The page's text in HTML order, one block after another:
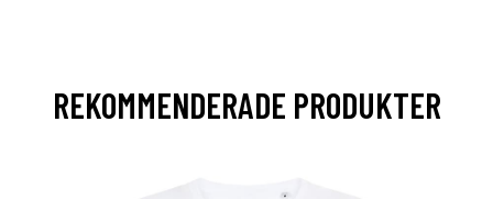
REKOMMENDERADE PRODUKTER